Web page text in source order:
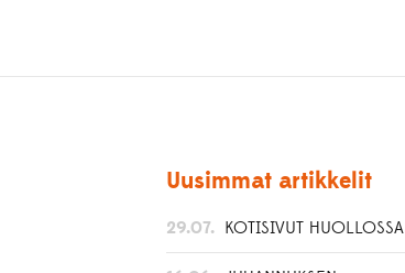
Uusimmat artikkelit
29.07. KOTISIVUT HUOLLOSSA